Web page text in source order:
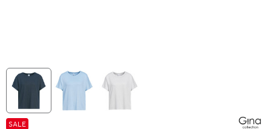
SALE